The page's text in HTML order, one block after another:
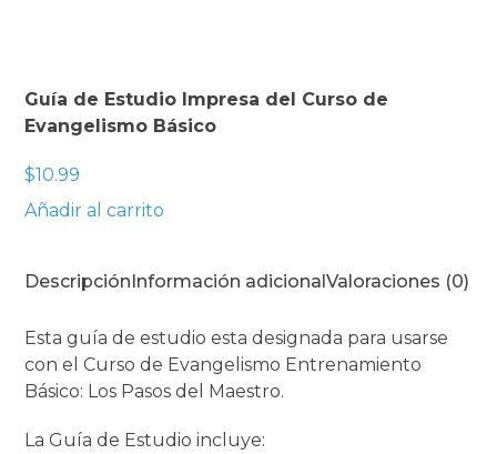
Guía de Estudio Impresa del Curso de
Evangelismo Básico
$10.99
Añadir al carrito
DescripciónInformación adicionalValoraciones (0)
Esta guía de estudio esta designada para usarse
con el Curso de Evangelismo Entrenamiento
Básico: Los Pasos del Maestro.
La Guía de Estudio incluye: